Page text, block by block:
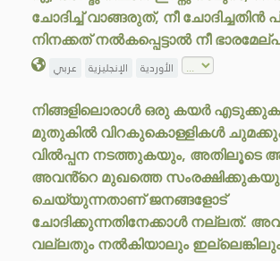
ചോദിച്ച് വാങ്ങരുത്, നീ ചോദിച്ചതിൻ
നിനക്കത് നൽകപ്പെട്ടാൽ നീ
عربي الإنجليزية الأوردية
നിങ്ങളിലൊരാൾ ഒരു കയർ
മുതുകിൽ വിറകുകൊള്ളികൾ
വിൽപ്പന നടത്തുകയും, അതിലൂടെ
അവൻ്റെ മുഖത്തെ
ചെയ്യുന്നതാണ് ജനങ്ങളോട്
ചോദിക്കുന്നതിനേക്കാൾ നല്ലത്.
വല്ലതും നൽകിയാലും